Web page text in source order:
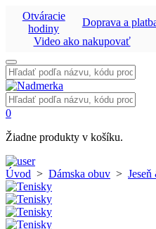
Otváracie
hodiny
Doprava a
Video ako nakupovať
Vyhľadať:
Vyhľadať:
0
Žiadne produkty v košíku.
Úvod > Dámska obuv >